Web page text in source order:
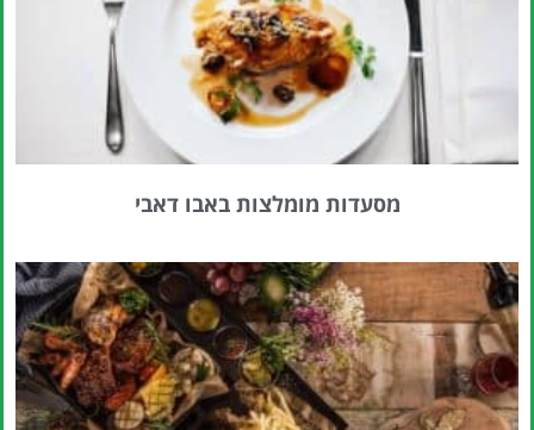
לחצו
פה!
מסעדות מומלצות באבו דאבי